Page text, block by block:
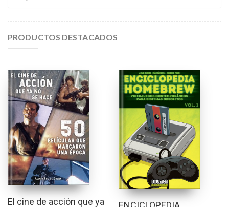
PRODUCTOS DESTACADOS
El cine de acción que ya